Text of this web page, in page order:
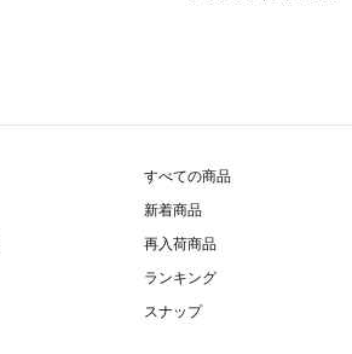
すべての商品
新着商品
再入荷商品
ランキング
スナップ